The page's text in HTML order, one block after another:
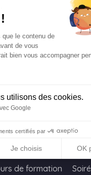
que le contenu de
de vous
bien vous accompagner
utilisons des cookies.
Google
certifiés par
Je choisis OK
du Consentement :
de formation